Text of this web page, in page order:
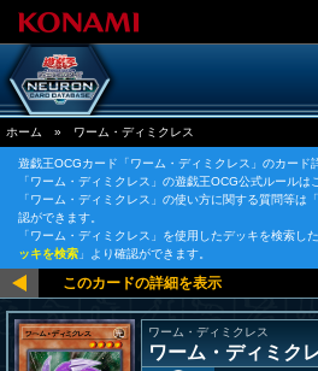
ホーム » ワーム・ディミクレス
遊戯王OCGカード「ワーム・ディミクレス」のカード
「ワーム・ディミクレス」の遊戯王OCG公式ルールは
「ワーム・ディミクレス」の使い方に関する質問等は「
認ができます。
「ワーム・ディミクレス」を使用したデッキを検索し
ッキを検索 」より確認ができます。
ワーム・ディミクレス
ワーム・ディミク